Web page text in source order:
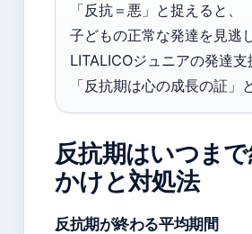
「反抗＝悪」と捉えると、
子どもの正常な発達を見逃
LITALICOジュニアの発達
「反抗期は心の成長の証」
反抗期はいつま
かけと対処法
反抗期が終わる平均期間